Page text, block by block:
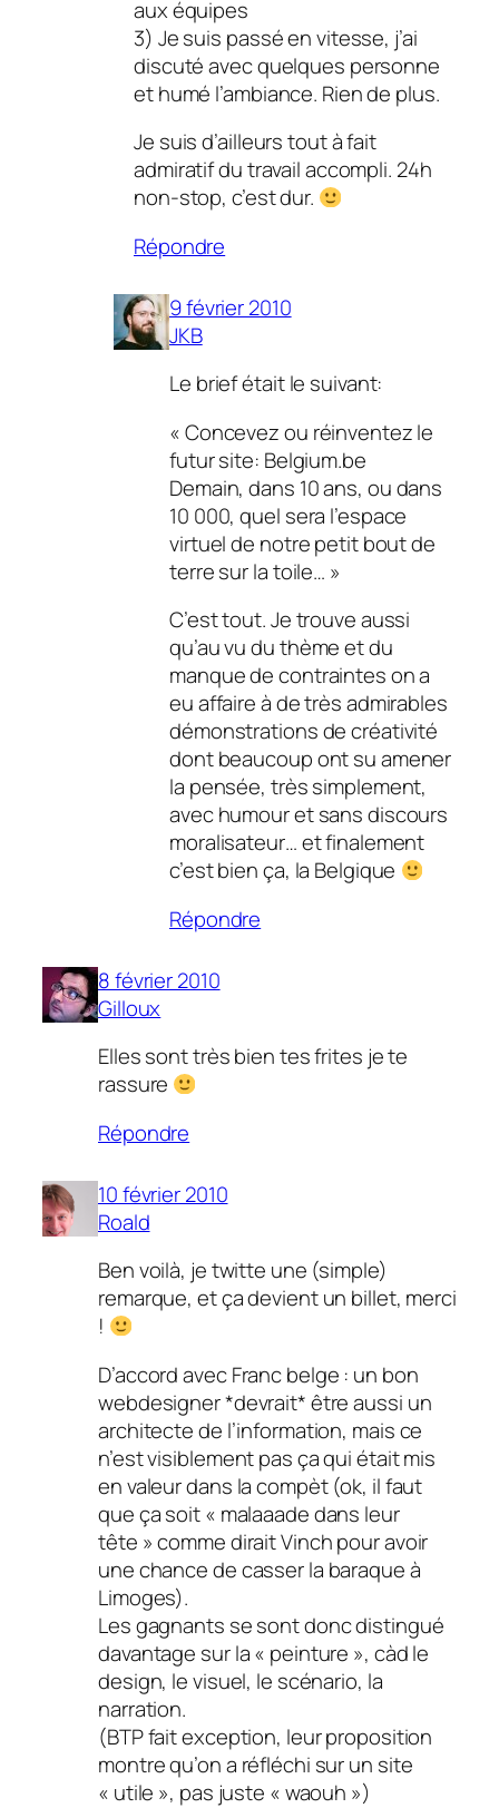
aux équipes
3) Je suis passé en vitesse, j’ai
discuté avec quelques personne
et humé l’ambiance. Rien de plus.
Je suis d’ailleurs tout à fait
admiratif du travail accompli. 24h
non-stop, c’est dur.
Répondre
9 février 2010
JKB
Le brief était le suivant:
« Concevez ou réinventez le
futur site: Belgium.be
Demain, dans 10 ans, ou dans
10 000, quel sera l’espace
virtuel de notre petit bout de
terre sur la toile… »
C’est tout. Je trouve aussi
qu’au vu du thème et du
manque de contraintes on a
eu affaire à de très admirables
démonstrations de créativité
dont beaucoup ont su amener
la pensée, très simplement,
avec humour et sans discours
moralisateur… et finalement
c’est bien ça, la Belgique
Répondre
8 février 2010
Gilloux
Elles sont très bien tes frites je te
rassure
Répondre
10 février 2010
Roald
Ben voilà, je twitte une (simple)
remarque, et ça devient un billet, merci
!
D’accord avec Franc belge : un bon
webdesigner *devrait* être aussi un
architecte de l’information, mais ce
n’est visiblement pas ça qui était mis
en valeur dans la compèt (ok, il faut
que ça soit « malaaade dans leur
tête » comme dirait Vinch pour avoir
une chance de casser la baraque à
Limoges).
Les gagnants se sont donc distingué
davantage sur la « peinture », càd le
design, le visuel, le scénario, la
narration.
(BTP fait exception, leur proposition
montre qu’on a réfléchi sur un site
« utile », pas juste « waouh »)